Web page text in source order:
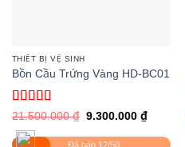
THIẾT BỊ VỆ SINH
Bồn Cầu Trứng Vàng HD-BC01
Được xếp
hạng
21.500.000₫ Giá
là:
9.300.000 ₫Giá
tại
Đã bán 12/50